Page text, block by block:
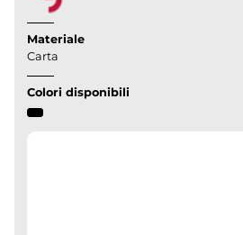
Materiale
Carta
Colori disponibili